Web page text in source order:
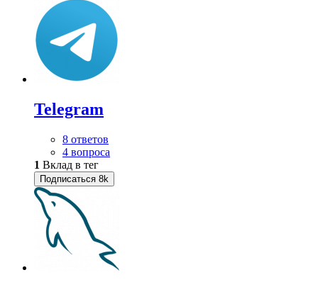
Telegram
8 ответов
4 вопроса
1 Вклад в тег
Подписаться 8k